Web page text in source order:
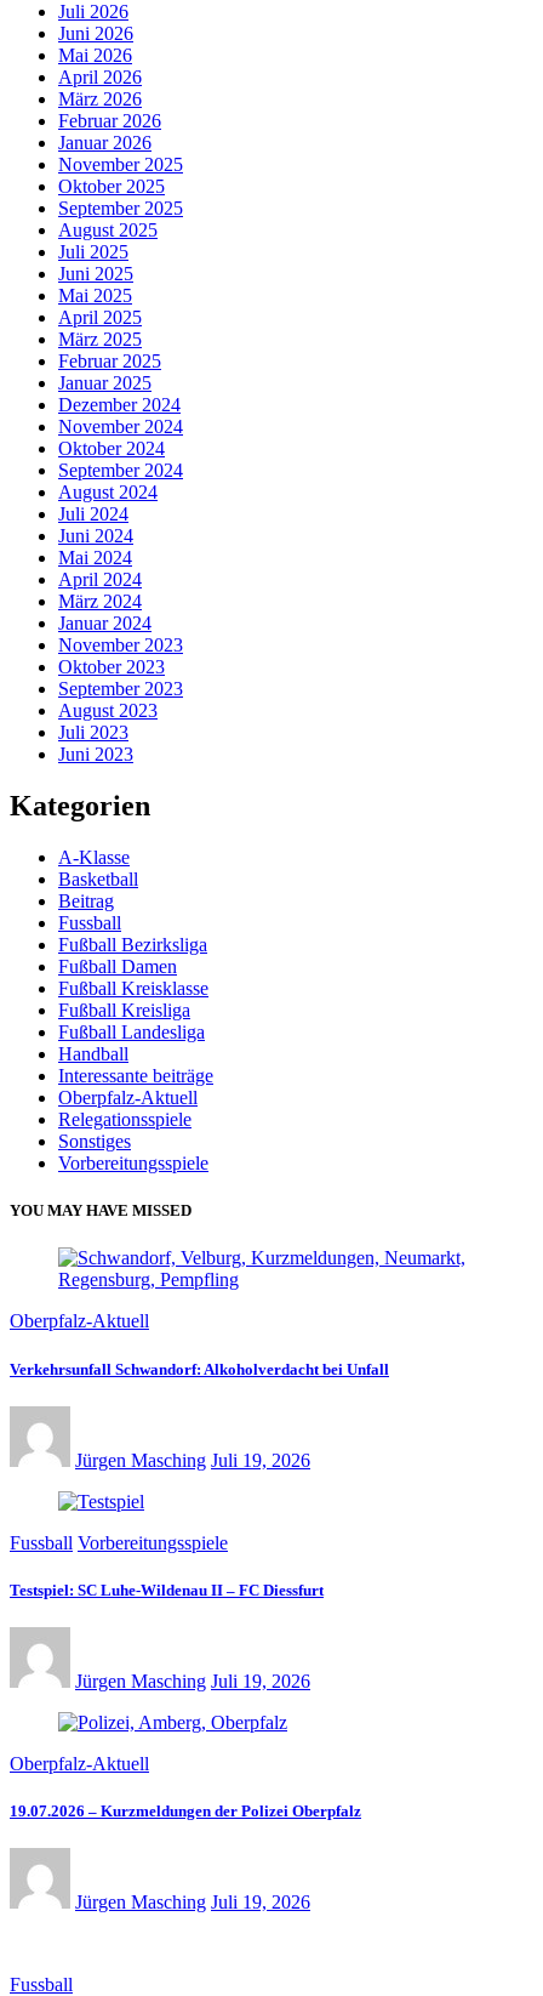
Juli 2026
Juni 2026
Mai 2026
April 2026
März 2026
Februar 2026
Januar 2026
November 2025
Oktober 2025
September 2025
August 2025
Juli 2025
Juni 2025
Mai 2025
April 2025
März 2025
Februar 2025
Januar 2025
Dezember 2024
November 2024
Oktober 2024
September 2024
August 2024
Juli 2024
Juni 2024
Mai 2024
April 2024
März 2024
Januar 2024
November 2023
Oktober 2023
September 2023
August 2023
Juli 2023
Juni 2023
Kategorien
A-Klasse
Basketball
Beitrag
Fussball
Fußball Bezirksliga
Fußball Damen
Fußball Kreisklasse
Fußball Kreisliga
Fußball Landesliga
Handball
Interessante beiträge
Oberpfalz-Aktuell
Relegationsspiele
Sonstiges
Vorbereitungsspiele
YOU MAY HAVE MISSED
Oberpfalz-Aktuell
Verkehrsunfall Schwandorf: Alkoholverdacht bei Unfall
Jürgen Masching Juli 19, 2026
Fussball Vorbereitungsspiele
Testspiel: SC Luhe-Wildenau II – FC Diessfurt
Jürgen Masching Juli 19, 2026
Oberpfalz-Aktuell
19.07.2026 – Kurzmeldungen der Polizei Oberpfalz
Jürgen Masching Juli 19, 2026
Fussball